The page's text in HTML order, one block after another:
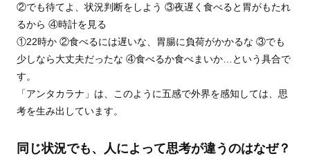
②でも待てよ、状況判断をしよう ③夜遅く食べると胃がもたれ
るから ④時計を見る
①22時か ②食べるには遅いな、胃腸に負荷がかかるな ③でも
少しなら大丈夫だったな ④食べるか食べまいか…という具合で
す。
「アンタカラナ」は、このように五感で外界を感知しては、思
考を生み出しています。
同じ状況でも、人によって思考が違うのはなぜ？